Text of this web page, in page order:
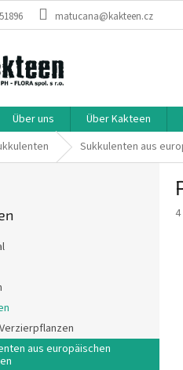
matucana@kakteen.cz
Über uns Über Kakteen
Sukkulenten aus
aus europäischen